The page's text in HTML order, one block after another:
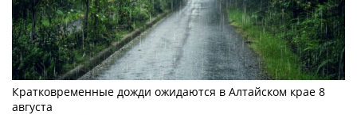
Кратковременные дожди ожидаются в Алтайском крае 8
августа